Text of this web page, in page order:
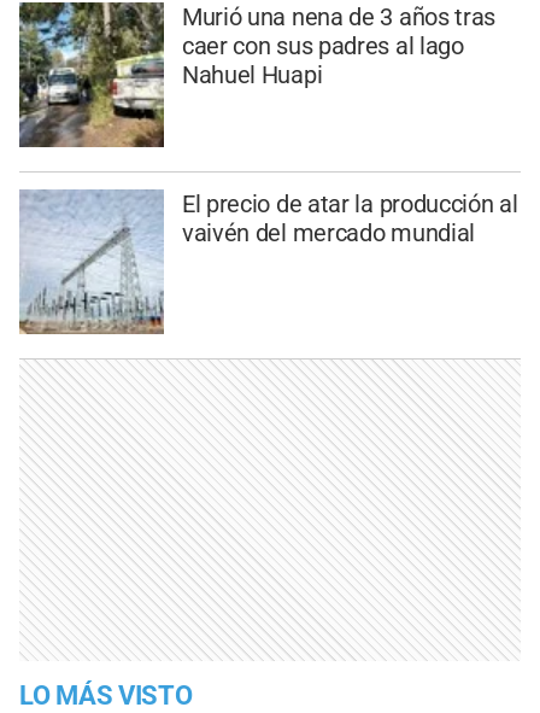
Murió una nena de 3 años tras
caer con sus padres al lago
Nahuel Huapi
El precio de atar la producción al
vaivén del mercado mundial
LO MÁS VISTO